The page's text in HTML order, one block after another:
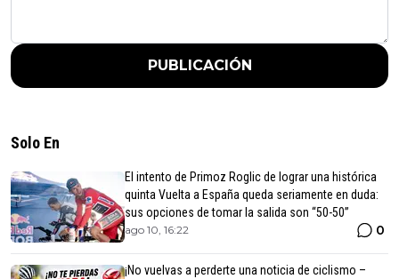
PUBLICACIÓN
Solo En
El intento de Primoz Roglic de lograr una histórica
quinta Vuelta a España queda seriamente en duda:
sus opciones de tomar la salida son “50-50”
ago 10, 16:22 0
¡No vuelvas a perderte una noticia de ciclismo –